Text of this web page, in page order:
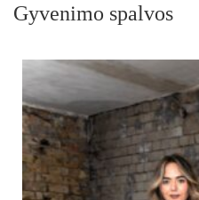
Gyvenimo spalvos